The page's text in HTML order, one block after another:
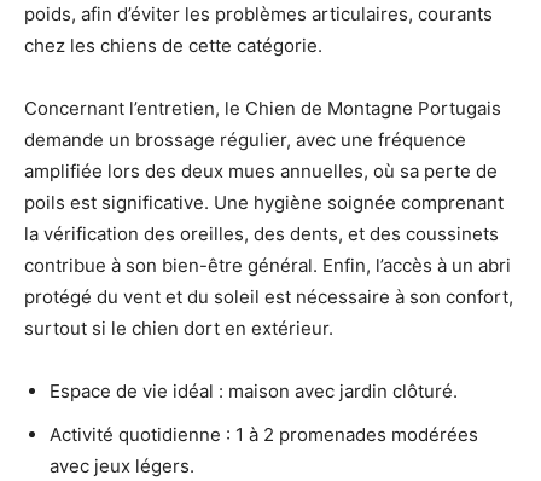
poids, afin d’éviter les problèmes articulaires, courants
chez les chiens de cette catégorie.
Concernant l’entretien, le Chien de Montagne Portugais
demande un brossage régulier, avec une fréquence
amplifiée lors des deux mues annuelles, où sa perte de
poils est significative. Une hygiène soignée comprenant
la vérification des oreilles, des dents, et des coussinets
contribue à son bien-être général. Enfin, l’accès à un abri
protégé du vent et du soleil est nécessaire à son confort,
surtout si le chien dort en extérieur.
Espace de vie idéal : maison avec jardin clôturé.
Activité quotidienne : 1 à 2 promenades modérées
avec jeux légers.